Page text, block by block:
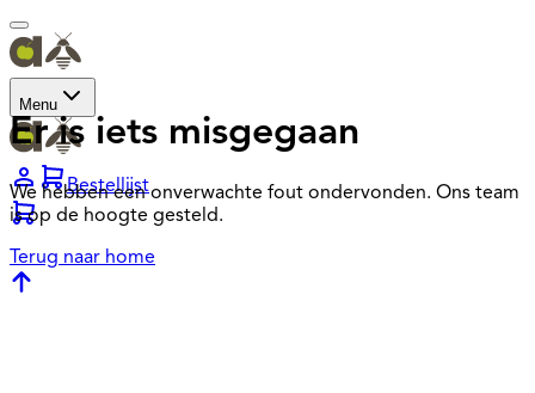
Menu
Bestellijst
Er is iets misgegaan
We hebben een onverwachte fout ondervonden. Ons team
is op de hoogte gesteld.
Terug naar home